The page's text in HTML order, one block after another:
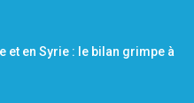
et en Syrie : le bilan grimpe à